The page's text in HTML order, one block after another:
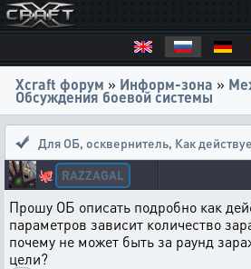
Xcraft форум » Информ-зона »
Обсуждения боевой системы
Для ОБ, осквернитель, Как
🐙 RAZZAGAL
Прошу ОБ описать подробно как
параметров зависит количество
почему не может быть за раунд
цели?